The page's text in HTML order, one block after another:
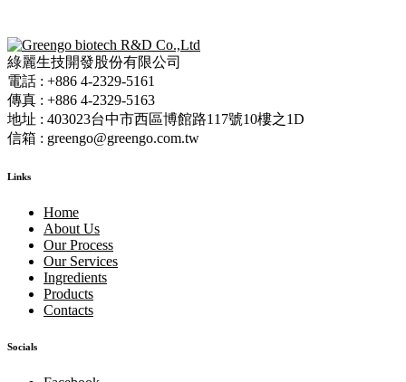
綠麗生技開發股份有限公司
電話 : +886 4-2329-5161
傳真 : +886 4-2329-5163
地址 : 403023台中市西區博館路117號10樓之1D
信箱 : greengo@greengo.com.tw
Links
Home
About Us
Our Process
Our Services
Ingredients
Products
Contacts
Socials